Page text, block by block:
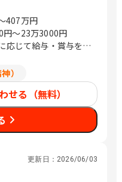
治安田生命さいたま
中央区日本橋浜町3-
タワー 東京都中央区
5 KDX浜町中ノ橋ビ
ト 東京都中央区日
ルナーレ日本橋浜町
区錦1-5-13 オリッ
大阪府大阪市中央区
ビル北浜01 福岡県福
4-12 CTI福岡ビル
念公園、研究学園、さ
407万円
円〜23万3000円
応じて給与・賞与を決
）
せる（無料）
更新日： 2026/06/03